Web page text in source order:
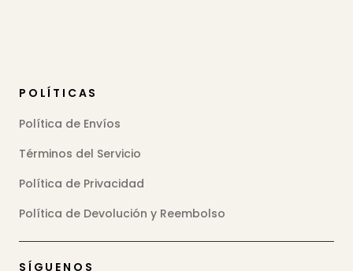
POLÍTICAS
Política de Envíos
Términos del Servicio
Política de Privacidad
Política de Devolución y Reembolso
SÍGUENOS